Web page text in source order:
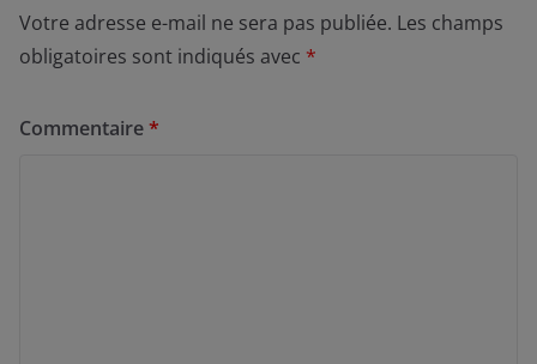
Votre adresse e-mail ne sera pas publiée. Les champs
obligatoires sont indiqués avec *
Commentaire*